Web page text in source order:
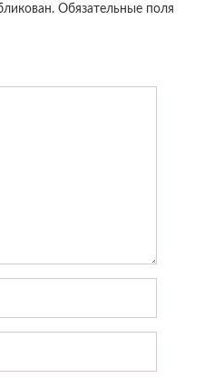
Обязательные поля